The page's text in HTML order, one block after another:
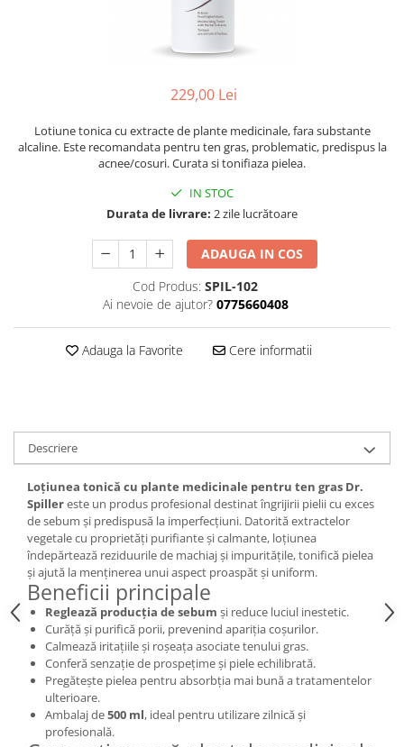
229,00 Lei
Lotiune tonica cu extracte de plante medicinale, fara substante
alcaline. Este recomandata pentru ten gras, problematic, predispus la
acnee/cosuri. Curata si tonifiaza pielea.
IN STOC
Durata de livrare: 2 zile lucrătoare
ADAUGA IN COS
Cod Produs: SPIL-102
Ai nevoie de ajutor? 0775660408
Adauga la Favorite Cere informatii
Descriere
Loțiunea tonică cu plante medicinale pentru ten gras Dr.
Spillereste un produs profesional destinat îngrijirii pielii cu exces
de sebum și predispusă la imperfecțiuni. Datorită extractelor
vegetale cu proprietăți purifiante și calmante, loțiunea
îndepărtează reziduurile de machiaj și impuritățile, tonifică pielea
și ajută la menținerea unui aspect proaspăt și uniform.
Beneficii principale
Reglează producția de sebum și reduce luciul inestetic.
Curăță și purifică porii, prevenind apariția coșurilor.
Calmează iritațiile și roșeața asociate tenului gras.
Conferă senzație de prospețime și piele echilibrată.
Pregătește pielea pentru absorbția mai bună a tratamentelor
ulterioare.
Ambalaj de500 ml, ideal pentru utilizare zilnică și
profesională.